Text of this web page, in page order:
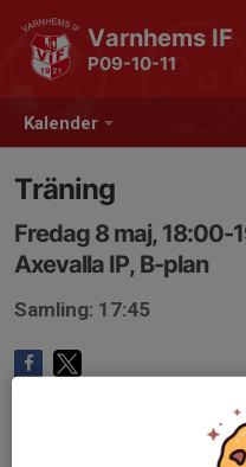
Kalender
Varnhems IF
P09-10-11
Träning
Fredag 8 maj, 18:00-
Axevalla IP, B-plan
Samling: 17:45